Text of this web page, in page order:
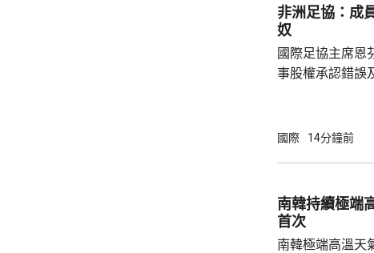
非洲足協：成
奴
國際足協主席恩
事股權承認錯誤
非洲足球的支持
態，與歐洲足協
申，對恩芬天奴
心，只要他繼續
國際 14分鐘前
南韓持續極端
首次
南韓極端高溫天